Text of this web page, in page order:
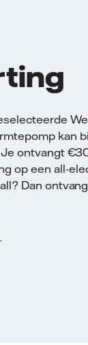
kan
ontvangt
op een all-
Dan